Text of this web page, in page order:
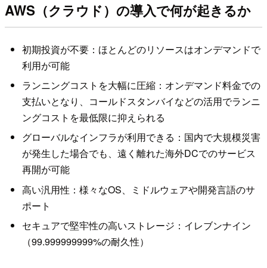
AWS（クラウド）の導入で何が起きるか
初期投資が不要：ほとんどのリソースはオンデマンドで
利用が可能
ランニングコストを大幅に圧縮：オンデマンド料金での
支払いとなり、コールドスタンバイなどの活用でランニ
ングコストを最低限に抑えられる
グローバルなインフラが利用できる：国内で大規模災害
が発生した場合でも、遠く離れた海外DCでのサービス
再開が可能
高い汎用性：様々なOS、ミドルウェアや開発言語のサ
ポート
セキュアで堅牢性の高いストレージ：イレブンナイン
（99.999999999%の耐久性）